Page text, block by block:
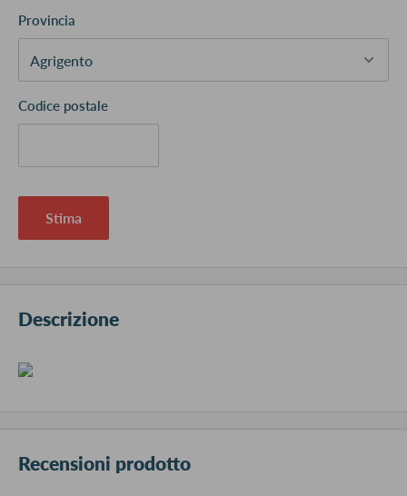
Provincia
Codice postale
Stima
Descrizione
Recensioni prodotto